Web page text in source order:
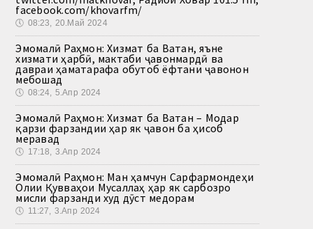
facebook.com/khovarfm/
🕔 08:23, 20.Май 2024
Эмомалӣ Раҳмон: Хизмат ба Ватан, яъне
хизмати ҳарбӣ, мактаби ҷавонмардӣ ва
давраи ҳаматарафа обутоб ёфтани ҷавонон
мебошад
🕔 08:24, 5.Апр 2024
Эмомалӣ Раҳмон: Хизмат ба Ватан – Модар
қарзи фарзандии ҳар як ҷавон ба ҳисоб
меравад
🕔 17:18, 3.Апр 2024
Эмомалӣ Раҳмон: Ман ҳамчун Сарфармондеҳи
Олии Қувваҳои Мусаллаҳ ҳар як сарбозро
мисли фарзанди худ дӯст медорам
🕔 11:27, 3.Апр 2024